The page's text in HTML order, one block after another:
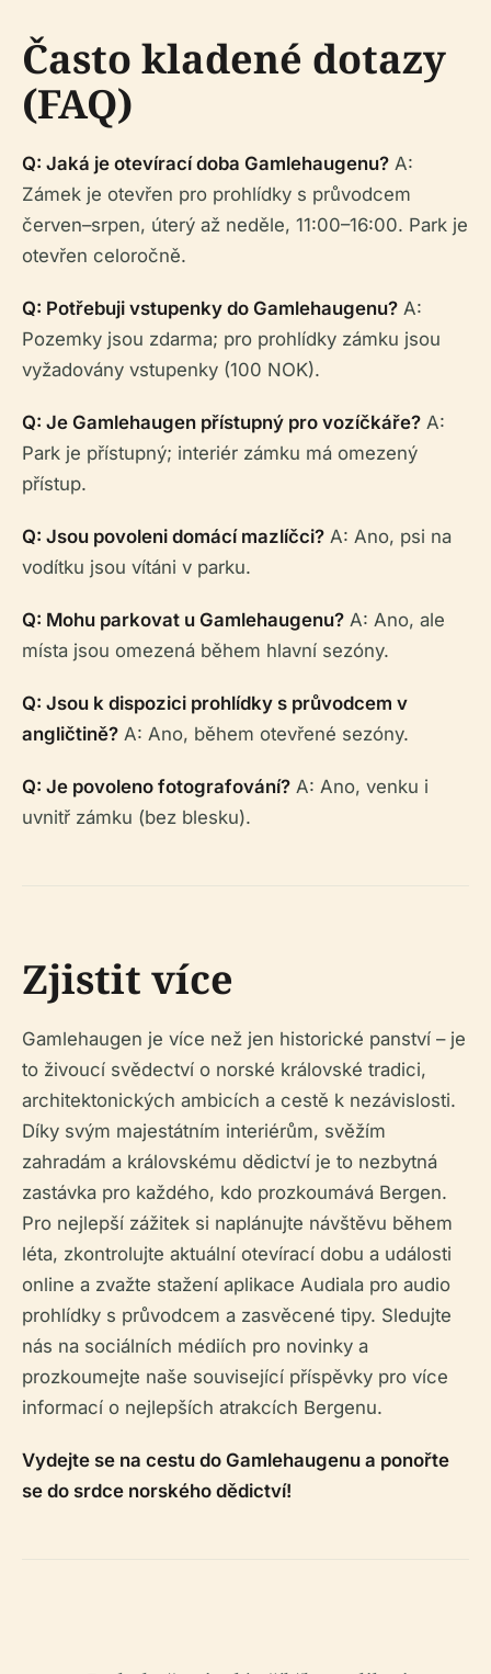
Často kladené dotazy
(FAQ)
Q: Jaká je otevírací doba Gamlehaugenu? A:
Zámek je otevřen pro prohlídky s průvodcem
červen–srpen, úterý až neděle, 11:00–16:00. Park je
otevřen celoročně.
Q: Potřebuji vstupenky do Gamlehaugenu? A:
Pozemky jsou zdarma; pro prohlídky zámku jsou
vyžadovány vstupenky (100 NOK).
Q: Je Gamlehaugen přístupný pro vozíčkáře? A:
Park je přístupný; interiér zámku má omezený
přístup.
Q: Jsou povoleni domácí mazlíčci? A: Ano, psi na
vodítku jsou vítáni v parku.
Q: Mohu parkovat u Gamlehaugenu? A: Ano, ale
místa jsou omezená během hlavní sezóny.
Q: Jsou k dispozici prohlídky s průvodcem v
angličtině? A: Ano, během otevřené sezóny.
Q: Je povoleno fotografování? A: Ano, venku i
uvnitř zámku (bez blesku).
Zjistit více
Gamlehaugen je více než jen historické panství – je
to živoucí svědectví o norské královské tradici,
architektonických ambicích a cestě k nezávislosti.
Díky svým majestátním interiérům, svěžím
zahradám a královskému dědictví je to nezbytná
zastávka pro každého, kdo prozkoumává Bergen.
Pro nejlepší zážitek si naplánujte návštěvu během
léta, zkontrolujte aktuální otevírací dobu a události
online a zvažte stažení aplikace Audiala pro audio
prohlídky s průvodcem a zasvěcené tipy. Sledujte
nás na sociálních médiích pro novinky a
prozkoumejte naše související příspěvky pro více
informací o nejlepších atrakcích Bergenu.
Vydejte se na cestu do Gamlehaugenu a ponořte
se do srdce norského dědictví!